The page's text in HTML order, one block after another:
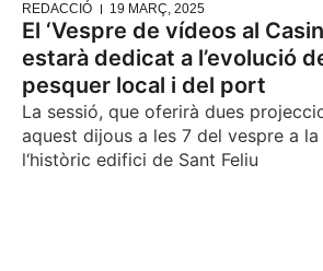
REDACCIÓ 19 MARÇ, 2025
El ‘Vespre de vídeos al
estarà dedicat a l’evolució
pesquer local i del port
La sessió, que oferirà dues
aquest dijous a les 7 del vespre a
l‘històric edifici de Sant Feliu